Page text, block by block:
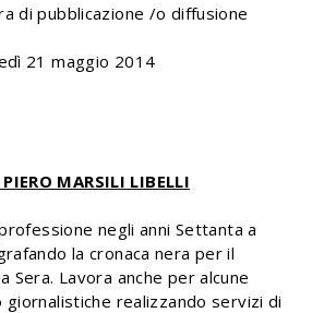
di pubblicazione /o diffusione
21 maggio 2014
MARSILI LIBELLI
negli anni Settanta a
la cronaca nera per il
Sera. Lavora anche per alcune
realizzando servizi di